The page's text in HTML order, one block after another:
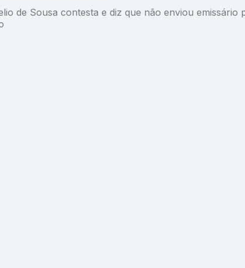
de Sousa contesta e diz que não enviou